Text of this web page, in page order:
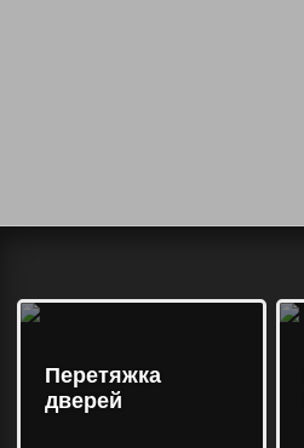
Перетяжка
дверей